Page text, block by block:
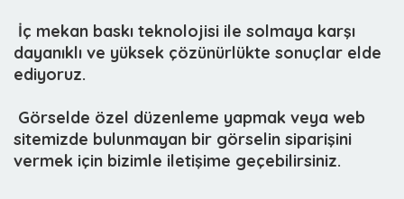
 İç mekan baskı teknolojisi ile solmaya karşı
dayanıklı ve yüksek çözünürlükte sonuçlar elde
ediyoruz.
 Görselde özel düzenleme yapmak veya web
sitemizde bulunmayan bir görselin siparişini
vermek için bizimle iletişime geçebilirsiniz.